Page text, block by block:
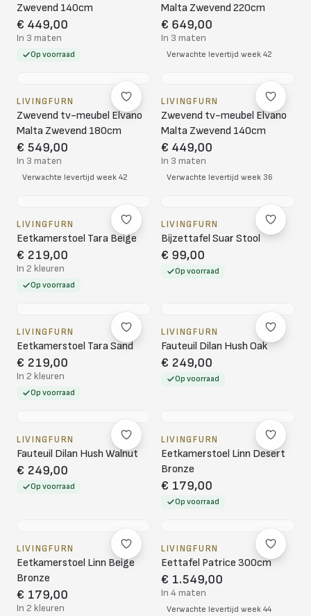
Zwevend 140cm
€ 449,00
In 3 maten
Op voorraad
Malta Zwevend 220cm
€ 649,00
In 3 maten
Verwachte levertijd week 42
LIVINGFURN
Zwevend tv-meubel Elvano
Malta Zwevend 180cm
€ 549,00
In 3 maten
Verwachte levertijd week 42
LIVINGFURN
Zwevend tv-meubel Elvano
Malta Zwevend 140cm
€ 449,00
In 3 maten
Verwachte levertijd week 36
LIVINGFURN
Eetkamerstoel Tara Beige
€ 219,00
In 2 kleuren
Op voorraad
LIVINGFURN
Bijzettafel Suar Stool
€ 99,00
Op voorraad
LIVINGFURN
Eetkamerstoel Tara Sand
€ 219,00
In 2 kleuren
Op voorraad
LIVINGFURN
Fauteuil Dilan Hush Oak
€ 249,00
Op voorraad
LIVINGFURN
Fauteuil Dilan Hush Walnut
€ 249,00
Op voorraad
LIVINGFURN
Eetkamerstoel Linn Desert
Bronze
€ 179,00
Op voorraad
LIVINGFURN
Eetkamerstoel Linn Beige
Bronze
€ 179,00
In 2 kleuren
LIVINGFURN
Eettafel Patrice 300cm
€ 1.549,00
In 4 maten
Verwachte levertijd week 44